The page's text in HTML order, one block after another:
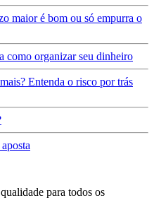
maior é bom ou só empurra o
como organizar seu dinheiro
Entenda o risco por trás
para todos os